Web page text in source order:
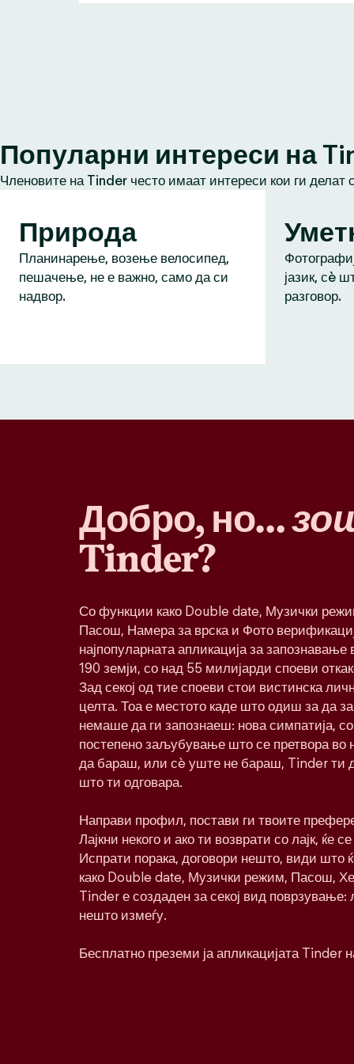
Популарни интереси на
Членовите на Tinder често имаат интереси кои ги делат
Природа
Планинарење, возење велосипед,
пешачење, не е важно, само да си
надвор.
јазик, сè
разговор.
Добро, но…
Tinder?
Со функции како Double date, Музички
Пасош, Намера за врска и Фото
најпопуларната апликација за запознавање
190 земји, со над 55 милијарди споеви
Зад секој од тие споеви стои вистинска
целта. Тоа е местото каде што одиш за да
немаше да ги запознаеш: нова симпатија,
постепено заљубување што се претвора во
да бараш, или сè уште не бараш, Tinder ти
што ти одговара.
Направи профил, постави ги твоите
Лајкни некого и ако ти возврати со лајк, ќе
Испрати порака, договори нешто, види што
како Double date, Музички режим, Пасош,
Tinder е создаден за секој вид
нешто измеѓу.
Бесплатно преземи ја апликацијата Tinder